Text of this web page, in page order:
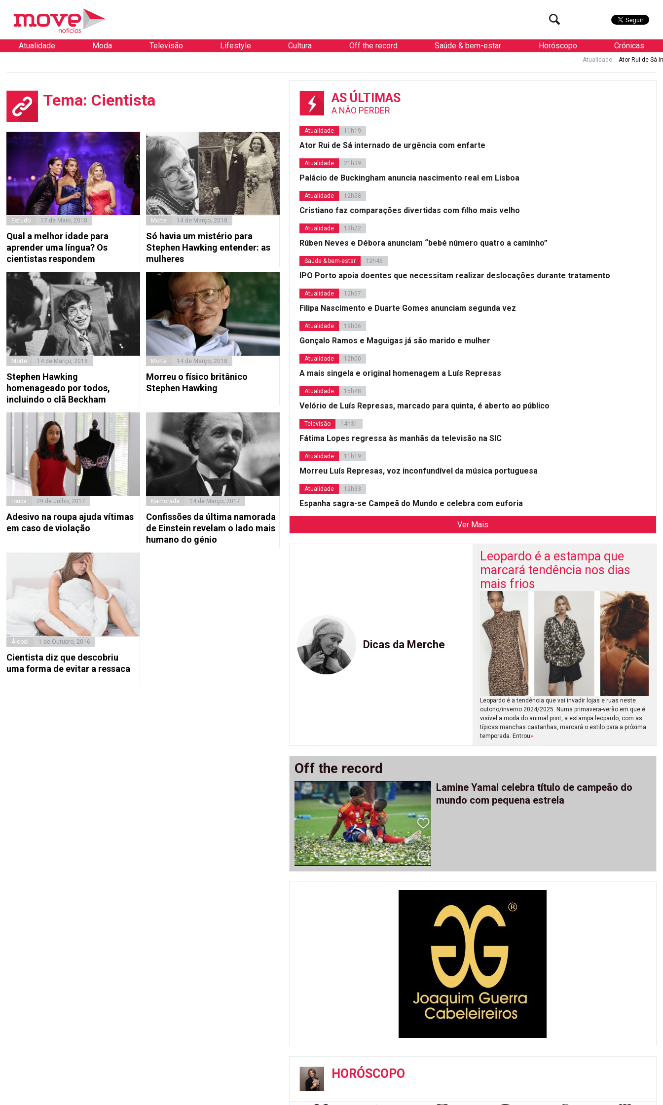
Atualidade Moda Televisão Lifestyle Cultura Off the record Saúde & bem-estar Horóscopo Crónicas
Atualidade Ator Rui de Sá internado
Tema: Cientista
Estudo 17 de Maio, 2018
Qual a melhor idade para
aprender uma língua? Os
cientistas respondem
Morte 14 de Março, 2018
Só havia um mistério para
Stephen Hawking entender: as
mulheres
Morte 14 de Março, 2018
Stephen Hawking
homenageado por todos,
incluindo o clã Beckham
Morte 14 de Março, 2018
Morreu o físico britânico
Stephen Hawking
roupa 29 de Julho, 2017
Adesivo na roupa ajuda vítimas
em caso de violação
Namorada 14 de Março, 2017
Confissões da última namorada
de Einstein revelam o lado mais
humano do génio
Álcool 1 de Outubro, 2016
Cientista diz que descobriu
uma forma de evitar a ressaca
AS ÚLTIMAS
A NÃO PERDER
Atualidade 11h19
Ator Rui de Sá internado de urgência com enfarte
Atualidade 21h39
Palácio de Buckingham anuncia nascimento real em Lisboa
Atualidade 12h58
Cristiano faz comparações divertidas com filho mais velho
Atualidade 13h22
Rúben Neves e Débora anunciam “bebé número quatro a caminho”
Saúde & bem-estar 12h46
IPO Porto apoia doentes que necessitam realizar deslocações durante tratamento
Atualidade 12h57
Filipa Nascimento e Duarte Gomes anunciam segunda vez
Atualidade 19h06
Gonçalo Ramos e Maguigas já são marido e mulher
Atualidade 12h00
A mais singela e original homenagem a Luís Represas
Atualidade 15h48
Velório de Luís Represas, marcado para quinta, é aberto ao público
Televisão 14h31
Fátima Lopes regressa às manhãs da televisão na SIC
Atualidade 11h19
Morreu Luís Represas, voz inconfundível da música portuguesa
Atualidade 12h33
Espanha sagra-se Campeã do Mundo e celebra com euforia
Ver Mais
Dicas da Merche
Leopardo é a estampa que
marcará tendência nos dias
mais frios
Leopardo é a tendência que vai invadir lojas e ruas neste
outono/inverno 2024/2025. Numa primavera-verão em que é
visível a moda do animal print, a estampa leopardo, com as
típicas manchas castanhas, marcará o estilo para a próxima
temporada. Entrou»
Off the record
Lamine Yamal celebra título de campeão do
mundo com pequena estrela
HORÓSCOPO